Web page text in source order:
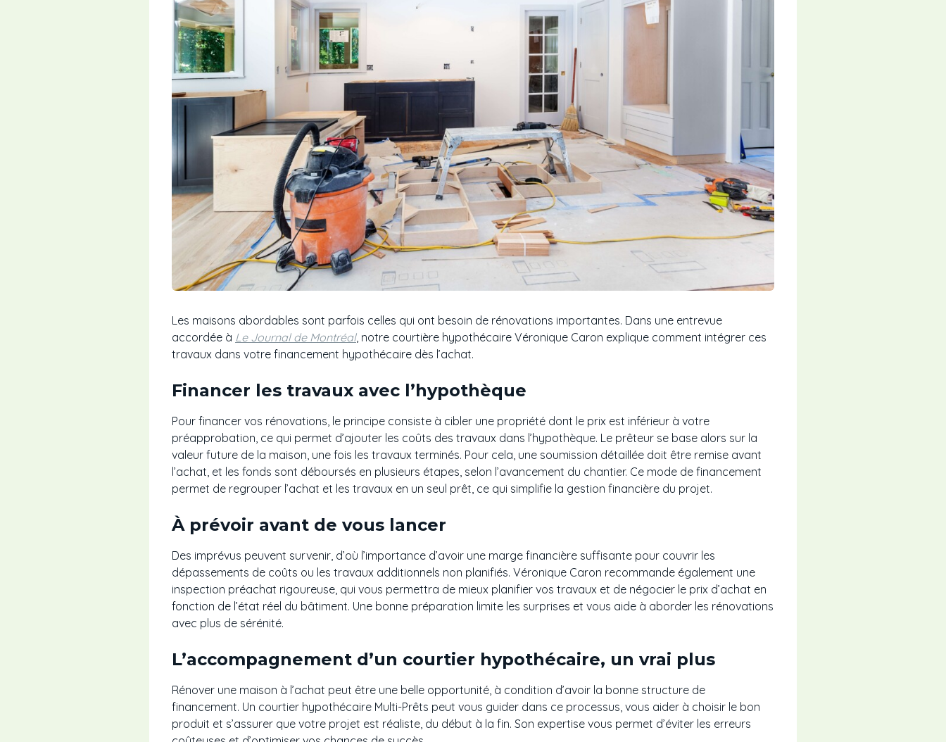
Les maisons abordables sont parfois celles qui ont besoin de rénovations importantes. Dans une entrevue
accordée à Le Journal de Montréal, notre courtière hypothécaire Véronique Caron explique comment intégrer ces
travaux dans votre financement hypothécaire dès l’achat.
Financer les travaux avec l’hypothèque
Pour financer vos rénovations, le principe consiste à cibler une propriété dont le prix est inférieur à votre
préapprobation, ce qui permet d’ajouter les coûts des travaux dans l’hypothèque. Le prêteur se base alors sur la
valeur future de la maison, une fois les travaux terminés. Pour cela, une soumission détaillée doit être remise avant
l’achat, et les fonds sont déboursés en plusieurs étapes, selon l’avancement du chantier. Ce mode de financement
permet de regrouper l’achat et les travaux en un seul prêt, ce qui simplifie la gestion financière du projet.
À prévoir avant de vous lancer
Des imprévus peuvent survenir, d’où l’importance d’avoir une marge financière suffisante pour couvrir les
dépassements de coûts ou les travaux additionnels non planifiés. Véronique Caron recommande également une
inspection préachat rigoureuse, qui vous permettra de mieux planifier vos travaux et de négocier le prix d’achat en
fonction de l’état réel du bâtiment. Une bonne préparation limite les surprises et vous aide à aborder les rénovations
avec plus de sérénité.
L’accompagnement d’un courtier hypothécaire, un vrai plus
Rénover une maison à l’achat peut être une belle opportunité, à condition d’avoir la bonne structure de
financement. Un courtier hypothécaire Multi-Prêts peut vous guider dans ce processus, vous aider à choisir le bon
produit et s’assurer que votre projet est réaliste, du début à la fin. Son expertise vous permet d’éviter les erreurs